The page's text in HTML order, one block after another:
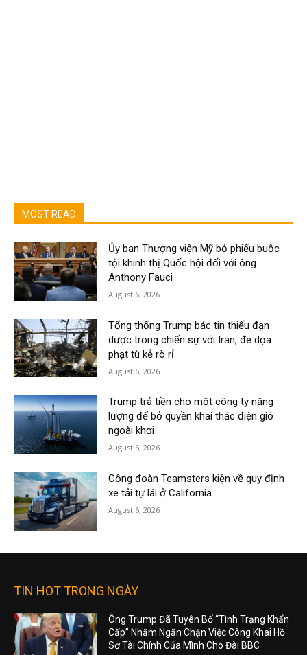
MOST READ
Ủy ban Thượng viện Mỹ bỏ phiếu buộc
tội khinh thị Quốc hội đối với ông
Anthony Fauci
August 6, 2026
Tổng thống Trump bác tin thiếu đạn
dược trong chiến sự với Iran, đe dọa
phạt tù kẻ rò rỉ
August 6, 2026
Trump trả tiền cho một công ty năng
lượng để bỏ quyền khai thác điện gió
ngoài khơi
August 6, 2026
Công đoàn Teamsters kiện về quy định
xe tải tự lái ở California
August 6, 2026
TIN HOT TRONG NGÀY
Ông Trump Đã Tuyên Bố “Tình Trạng Khẩn
Cấp” Nhằm Ngăn Chặn Việc Công Khai Hồ
Sơ Tài Chính Của Mình Cho Đài BBC